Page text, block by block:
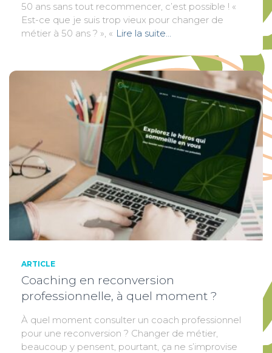
50 ans sans tout recommencer, c’est possible ! «
Est-ce que je suis trop vieux pour changer de
métier à 50 ans ? », « Lire la suite…
ARTICLE
Coaching en reconversion
professionnelle, à quel moment ?
À quel moment consulter un coach professionnel
pour une reconversion ? Changer de métier,
beaucoup y pensent, pourtant, ça ne s’improvise